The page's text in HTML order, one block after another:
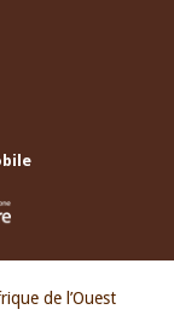
de l’Ouest